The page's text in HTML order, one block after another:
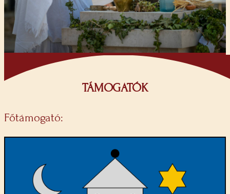
TÁMOGATÓK
Főtámogató: